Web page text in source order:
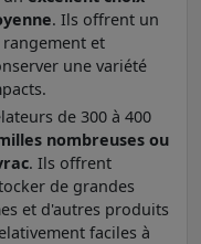
. Ils offrent un
et
une variété
de 300 à 400
nombreuses ou
. Ils offrent
de grandes
et d'autres produits
faciles à